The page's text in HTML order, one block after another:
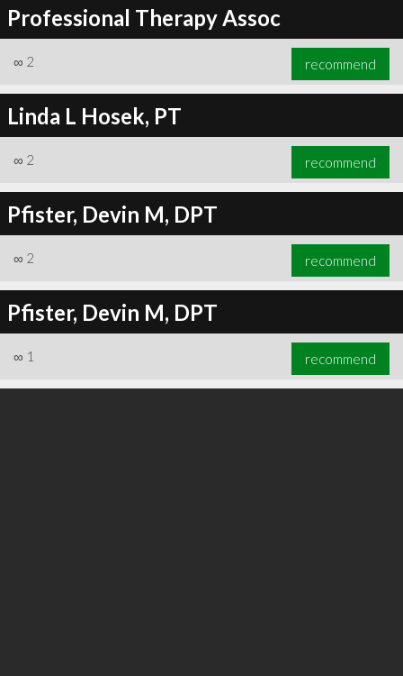
Professional Therapy Assoc
∞ 2 recommend
Linda L Hosek, PT
∞ 2 recommend
Pfister, Devin M, DPT
∞ 2 recommend
Pfister, Devin M, DPT
∞ 1 recommend